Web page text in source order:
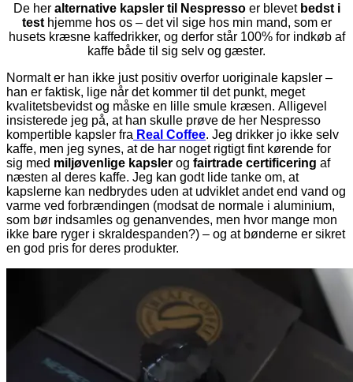
De her alternative kapsler til Nespresso er blevet bedst i
testhjemme hos os – det vil sige hos min mand, som er
husets kræsne kaffedrikker, og derfor står 100% for indkøb af
kaffe både til sig selv og gæster.
Normalt er han ikke just positiv overfor uoriginale kapsler –
han er faktisk, lige når det kommer til det punkt, meget
kvalitetsbevidst og måske en lille smule kræsen. Alligevel
insisterede jeg på, at han skulle prøve de her Nespresso
kompertible kapsler fra Real Coffee. Jeg drikker jo ikke selv
kaffe, men jeg synes, at de har noget rigtigt fint kørende for
sig med miljøvenlige kapsler og fairtrade certificering af
næsten al deres kaffe. Jeg kan godt lide tanke om, at
kapslerne kan nedbrydes uden at udviklet andet end vand og
varme ved forbrændingen (modsat de normale i aluminium,
som bør indsamles og genanvendes, men hvor mange mon
ikke bare ryger i skraldespanden?) – og at bønderne er sikret
en god pris for deres produkter.